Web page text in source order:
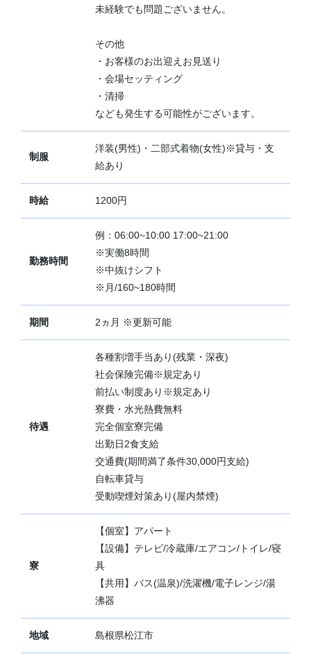
未経験でも問題ございません。
その他
・お客様のお出迎えお見送り
・会場セッティング
・清掃
なども発生する可能性がございます。
制服
洋装(男性)・二部式着物(女性)※貸与・支
給あり
時給 1200円
勤務時間
例：06:00~10:00 17:00~21:00
※実働8時間
※中抜けシフト
※月/160~180時間
期間 2ヵ月 ※更新可能
待遇
各種割増手当あり(残業・深夜)
社会保険完備※規定あり
前払い制度あり※規定あり
寮費・水光熱費無料
完全個室寮完備
出勤日2食支給
交通費(期間満了条件30,000円支給)
自転車貸与
受動喫煙対策あり(屋内禁煙)
寮
【個室】アパート
【設備】テレビ/冷蔵庫/エアコン/トイレ/寝
具
【共用】バス(温泉)/洗濯機/電子レンジ/湯
沸器
地域 島根県松江市